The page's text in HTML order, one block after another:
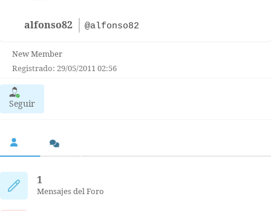
alfonso82 @alfonso82
New Member
Registrado: 29/05/2011 02:56
Seguir
1
Mensajes del Foro